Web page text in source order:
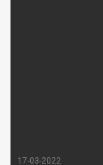
17-03-2022